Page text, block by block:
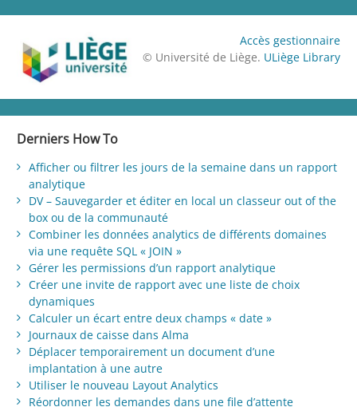
Accès gestionnaire
© Université de Liège. ULiège Library
Derniers How To
Afficher ou filtrer les jours de la semaine dans un rapport
analytique
DV – Sauvegarder et éditer en local un classeur out of the
box ou de la communauté
Combiner les données analytics de différents domaines
via une requête SQL « JOIN »
Gérer les permissions d’un rapport analytique
Créer une invite de rapport avec une liste de choix
dynamiques
Calculer un écart entre deux champs « date »
Journaux de caisse dans Alma
Déplacer temporairement un document d’une
implantation à une autre
Utiliser le nouveau Layout Analytics
Réordonner les demandes dans une file d’attente